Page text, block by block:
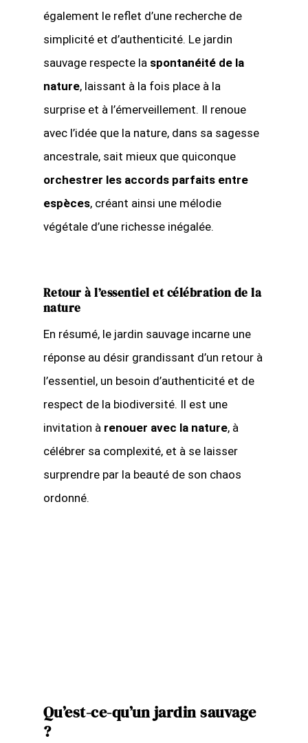
également le reflet d’une recherche de
simplicité et d’authenticité. Le jardin
sauvage respecte la spontanéité de la
nature, laissant à la fois place à la
surprise et à l’émerveillement. Il renoue
avec l’idée que la nature, dans sa sagesse
ancestrale, sait mieux que quiconque
orchestrer les accords parfaits entre
espèces, créant ainsi une mélodie
végétale d’une richesse inégalée.
Retour à l’essentiel et célébration de la
nature
En résumé, le jardin sauvage incarne une
réponse au désir grandissant d’un retour à
l’essentiel, un besoin d’authenticité et de
respect de la biodiversité. Il est une
invitation à renouer avec la nature, à
célébrer sa complexité, et à se laisser
surprendre par la beauté de son chaos
ordonné.
Qu’est-ce-qu’un jardin sauvage
?